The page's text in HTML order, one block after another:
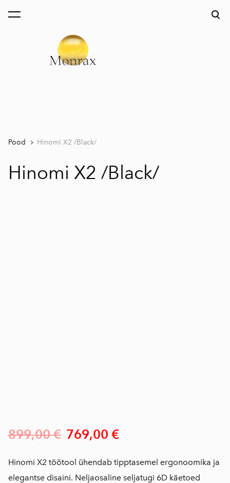
lisati ostukorvi.
Pood Hinomi X2 /Black/
Hinomi X2 /Black/
899,00 € 769,00 €
Hinomi X2 töötool ühendab tipptasemel ergonoomika ja
elegantse disaini. Neljaosaline seljatugi 6D käetoed